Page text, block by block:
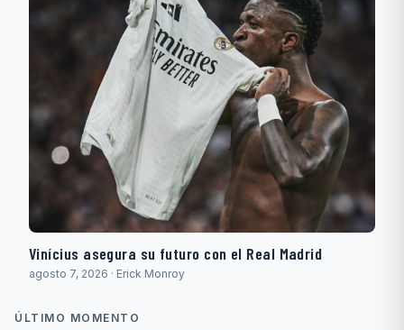
Vinícius asegura su futuro con el Real Madrid
agosto 7, 2026 · Erick Monroy
ÚLTIMO MOMENTO